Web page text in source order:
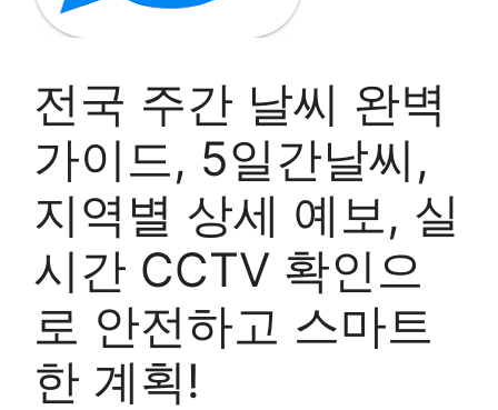
전국 주간 날씨 완벽
가이드, 5일간날씨,
지역별 상세 예보, 실
시간 CCTV 확인으
로 안전하고 스마트
한 계획!